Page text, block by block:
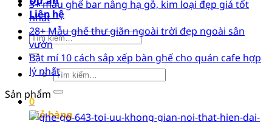
Liên hệ
Tìm
kiếm:
Tìm
kiếm:
0
Giỏ hàng
3+ mẫu ghế bar nâng hạ gỗ, kim loại đẹp giá tốt
nhất
28+ Mẫu ghế thư giãn ngoài trời đẹp ngoài sân
vườn
Bật mí 10 cách sắp xếp bàn ghế cho quán cafe hợp
lý nhất
Sản phẩm